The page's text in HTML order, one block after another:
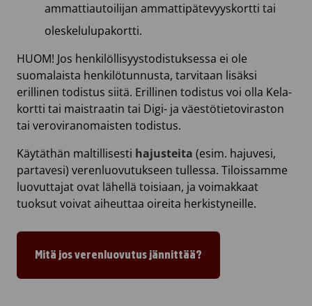
ammattiautoilijan ammattipätevyyskortti tai
oleskelulupakortti.
HUOM! Jos henkilöllisyystodistuksessa ei ole
suomalaista henkilötunnusta, tarvitaan lisäksi
erillinen todistus siitä. Erillinen todistus voi olla Kela-
kortti tai maistraatin tai Digi- ja väestötietoviraston
tai veroviranomaisten todistus.
Käytäthän maltillisesti hajusteita (esim. hajuvesi,
partavesi) verenluovutukseen tullessa. Tiloissamme
luovuttajat ovat lähellä toisiaan, ja voimakkaat
tuoksut voivat aiheuttaa oireita herkistyneille.
Mitä jos verenluovutus jännittää?